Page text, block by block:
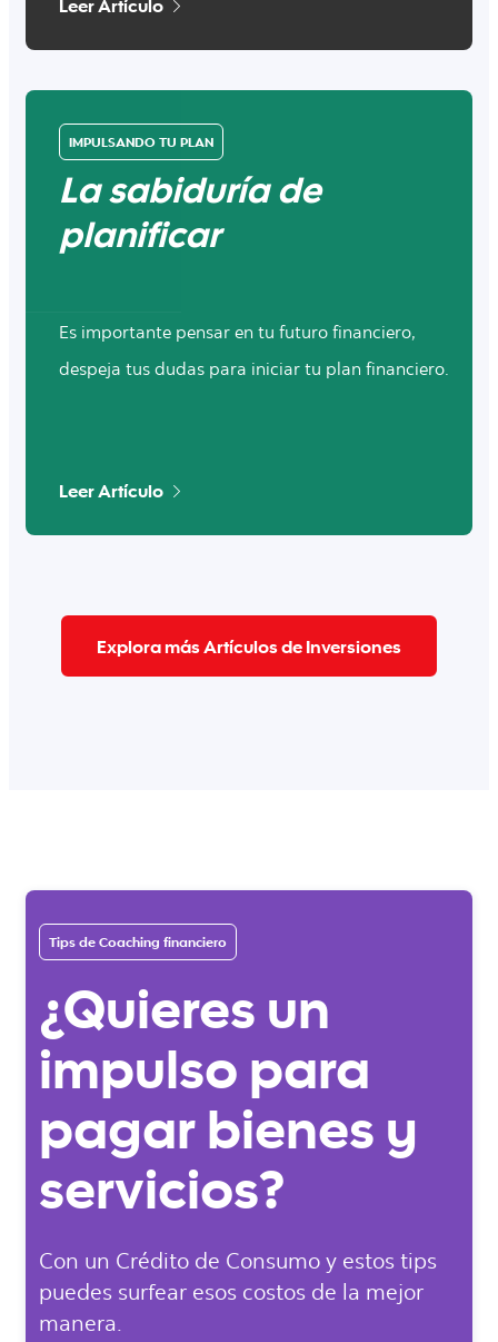
IMPULSANDO TU PLAN
La sabiduría de
planificar
Es importante pensar en tu futuro financiero,
despeja tus dudas para iniciar tu plan financiero.
Leer Artículo
Explora más Artículos de Inversiones
Tips de Coaching financiero
¿Quieres un
impulso para
pagar bienes y
servicios?
Con un Crédito de Consumo y estos tips
puedes surfear esos costos de la mejor
manera.